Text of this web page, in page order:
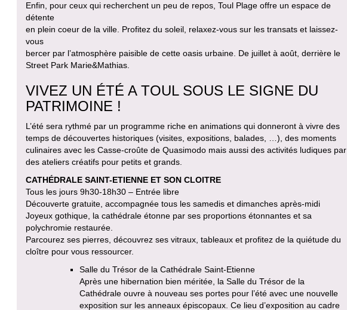
Enfin, pour ceux qui recherchent un peu de repos, Toul Plage offre un espace de
détente
en plein coeur de la ville. Profitez du soleil, relaxez-vous sur les transats et laissez-
vous
bercer par l’atmosphère paisible de cette oasis urbaine. De juillet à août, derrière le
Street Park Marie&Mathias.
VIVEZ UN ÉTÉ A TOUL SOUS LE SIGNE DU
PATRIMOINE !
L’été sera rythmé par un programme riche en animations qui donneront à vivre des
temps de découvertes historiques (visites, expositions, balades, …), des moments
culinaires avec les Casse-croûte de Quasimodo mais aussi des activités ludiques par
des ateliers créatifs pour petits et grands.
CATHÉDRALE SAINT-ETIENNE ET SON CLOITRE
Tous les jours 9h30-18h30 – Entrée libre
Découverte gratuite, accompagnée tous les samedis et dimanches après-midi
Joyeux gothique, la cathédrale étonne par ses proportions étonnantes et sa
polychromie restaurée.
Parcourez ses pierres, découvrez ses vitraux, tableaux et profitez de la quiétude du
cloître pour vous ressourcer.
Salle du Trésor de la Cathédrale Saint-Etienne
Après une hibernation bien méritée, la Salle du Trésor de la
Cathédrale ouvre à nouveau ses portes pour l’été avec une nouvelle
exposition sur les anneaux épiscopaux. Ce lieu d’exposition au cadre